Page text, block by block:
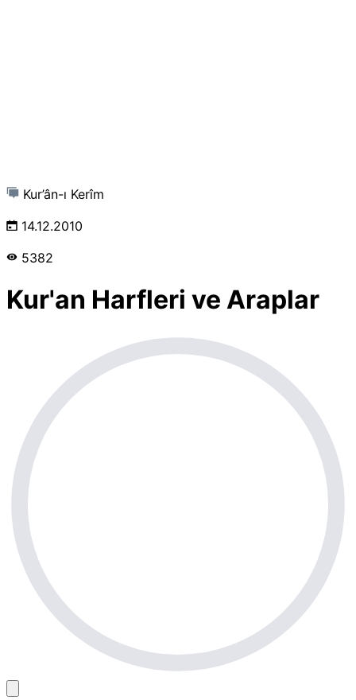
Kur’ân-ı Kerîm
14.12.2010
5382
Kur'an Harfleri ve Araplar